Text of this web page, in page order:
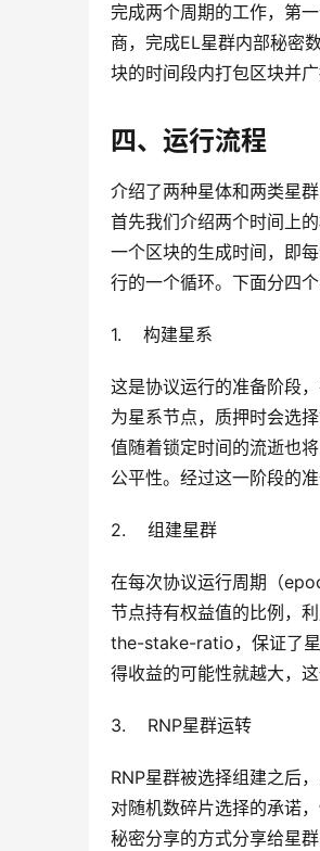
完成两个周期的工作，第
商，完成EL星群内部秘密
块的时间段内打包区块并
四、运行流程
介绍了两种星体和两类星
首先我们介绍两个时间上
一个区块的生成时间，即
行的一个循环。下面分四
1.    构建星系
这是协议运行的准备阶段
为星系节点，质押时会选
值随着锁定时间的流逝也
公平性。经过这一阶段的
2.    组建星群
在每次协议运行周期（
节点持有权益值的比例，
the-stake-ratio，保证了星
得收益的可能性就越大，
3.    RNP星群运转
RNP星群被选择组建之后
对随机数碎片选择的承诺
秘密分享的方式分享给星